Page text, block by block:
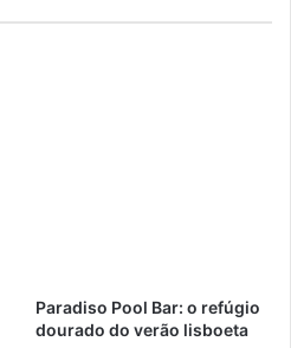
Paradiso Pool Bar: o refúgio
dourado do verão lisboeta